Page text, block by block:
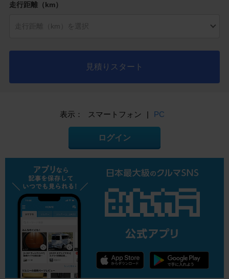
走行距離（km）
見積りスタート
表示： スマートフォン | PC
ログイン